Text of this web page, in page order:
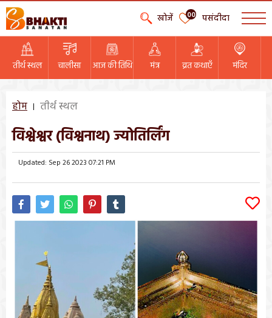
खोजें 00 पसंदीदा
तीर्थ स्थल चालीसा आज की तिथि मंत्र व्रत कथाएँ मंदिर
होम तीर्थ स्थल
विश्वेश्वर (विश्वनाथ) ज्योतिर्लिंग
Updated: Sep 26 2023 07:21 PM